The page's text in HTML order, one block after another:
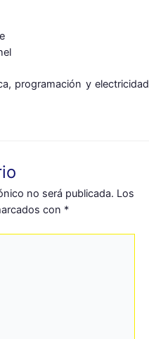
programación y electricidad
no será publicada. Los
con *